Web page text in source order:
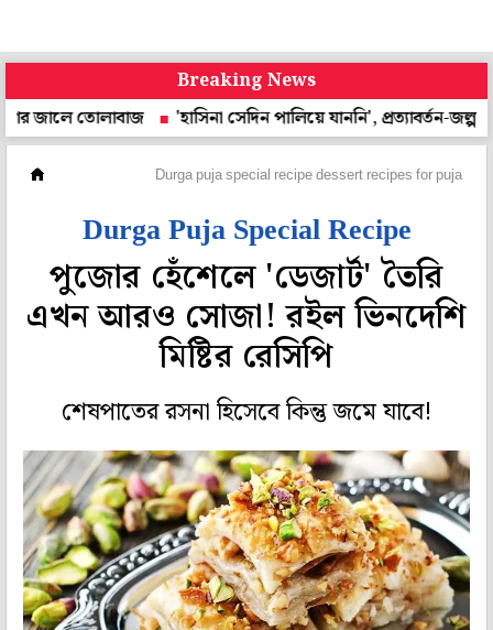
Breaking News
তোলাবাজ
'হাসিনা সেদিন পালিয়ে যাননি', প্রত্যাবর্তন-জল্পনার মাঝে
Durga puja special recipe dessert recipes for puja
Durga Puja Special Recipe
পুজোর হেঁশেলে 'ডেজার্ট' তৈরি
এখন আরও সোজা! রইল ভিনদেশি
মিষ্টির রেসিপি
শেষপাতের রসনা হিসেবে কিন্তু জমে যাবে!